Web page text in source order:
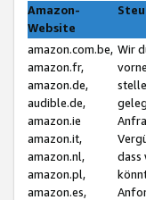
Amazon-
Website
amazon.com.be,
amazon.fr,
amazon.de,
audible.de,
amazon.ie
amazon.it,
amazon.nl,
amazon.pl,
amazon.es,
Wir
dass